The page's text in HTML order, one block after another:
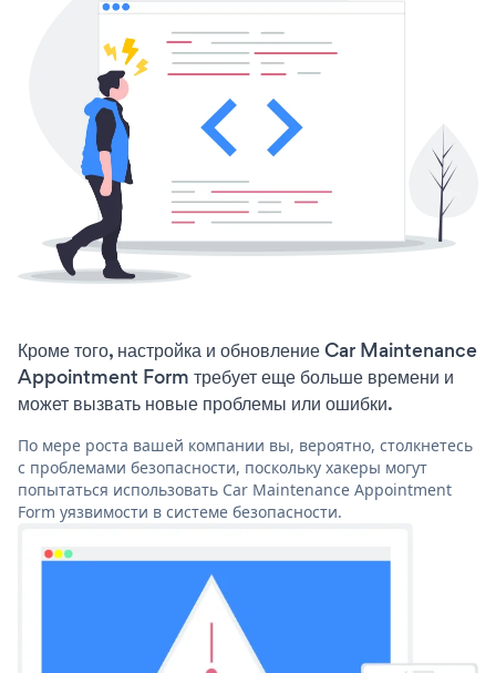
Кроме того, настройка и обновление Car Maintenance
Appointment Form требует еще больше времени и
может вызвать новые проблемы или ошибки.
По мере роста вашей компании вы, вероятно, столкнетесь
с проблемами безопасности, поскольку хакеры могут
попытаться использовать Car Maintenance Appointment
Form уязвимости в системе безопасности.